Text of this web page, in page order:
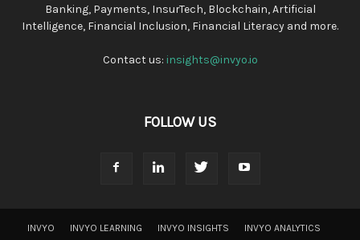
Banking, Payments, InsurTech, Blockchain, Artificial
Intelligence, Financial Inclusion, Financial Literacy and more.
Contact us: insights@invyo.io
FOLLOW US
INVYO INVYO LEARNING INVYO INSIGHTS
INVYO ANALYTICS